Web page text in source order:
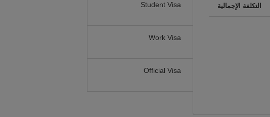
Student Visa
Work Visa
Official Visa
التكلفة الإجمالية